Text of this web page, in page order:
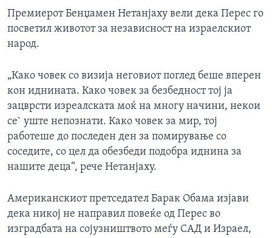
Премиерот Бенџамен Нетанјаху вели дека Перес го
посветил животот за независност на израелскиот
народ.
„Како човек со визија неговиот поглед беше вперен
кон иднината. Како човек за безбедност тој ја
зацврсти изреалската моќ на многу начини, некои
се` уште непознати. Како човек за мир, тој
работеше до последен ден за помирување со
соседите, со цел да обезбеди подобра иднина за
нашите деца“, рече Нетанјаху.
Американскиот претседател Барак Обама изјави
дека никој не направил повеќе од Перес во
изградбата на сојузништвото меѓу САД и Израел,